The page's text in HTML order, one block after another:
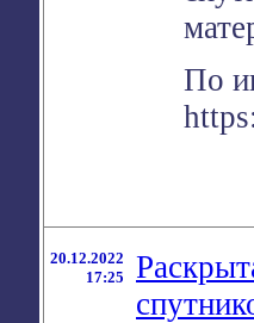
По
20.12.2022
17:25